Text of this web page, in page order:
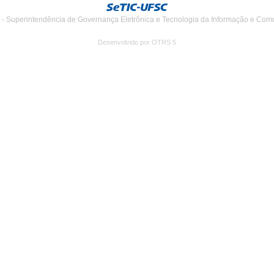
Superintendência de Governança Eletrônica e Tecnologia da Informação e
Desenvolvido por OTRS 5